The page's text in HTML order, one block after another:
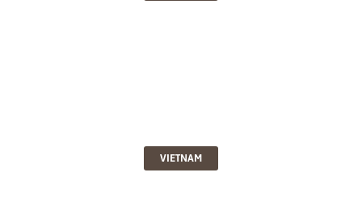
VIETNAM